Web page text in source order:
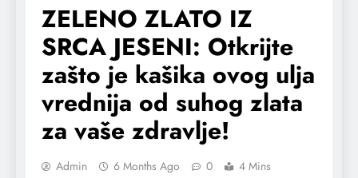
ZELENO ZLATO IZ
SRCA JESENI: Otkrijte
zašto je kašika ovog ulja
vrednija od suhog zlata
za vaše zdravlje!
Admin 6 Months Ago 0 4 Mins